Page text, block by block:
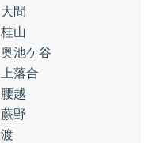
大間
桂山
奥池ケ谷
上落合
腰越
蕨野
渡